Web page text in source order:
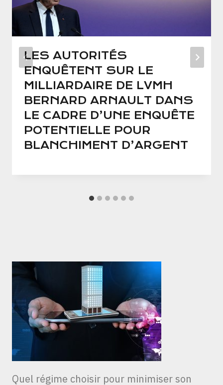
LES AUTORITÉS
ENQUÊTENT SUR LE
MILLIARDAIRE DE LVMH
BERNARD ARNAULT DANS
LE CADRE D’UNE ENQUÊTE
POTENTIELLE POUR
BLANCHIMENT D’ARGENT
Quel régime choisir pour minimiser son